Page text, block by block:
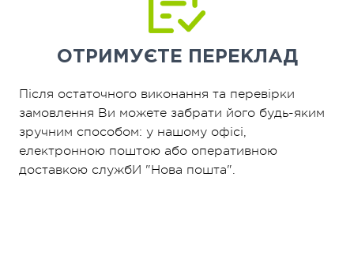
ОТРИМУЄТЕ ПЕРЕКЛАД
Після остаточного виконання та перевірки
замовлення Ви можете забрати його будь-яким
зручним способом: у нашому офісі,
електронною поштою або оперативною
доставкою службИ "Нова пошта".